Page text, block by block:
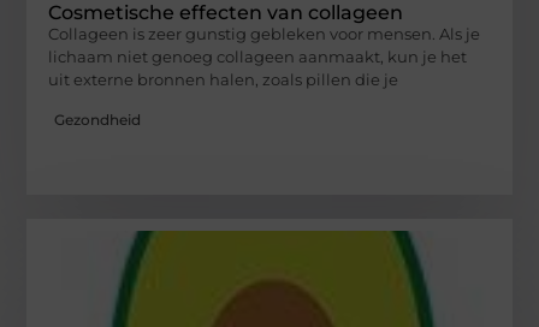
Cosmetische effecten van collageen
Collageen is zeer gunstig gebleken voor mensen. Als je
lichaam niet genoeg collageen aanmaakt, kun je het
uit externe bronnen halen, zoals pillen die je
Gezondheid